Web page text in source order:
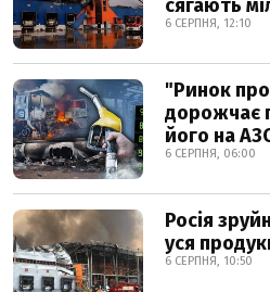
сягають
6 СЕРПНЯ, 12:10
"Ринок
дорожчає
його на
6 СЕРПНЯ, 06:00
Росія
уся
6 СЕРПНЯ, 10:50